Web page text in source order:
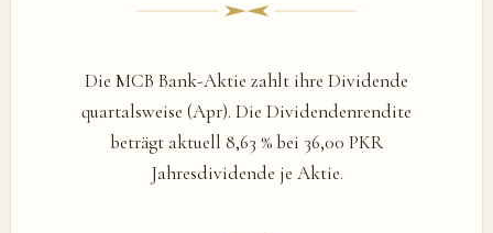
Die MCB Bank-Aktie zahlt ihre Dividende
quartalsweise (Apr). Die Dividendenrendite
beträgt aktuell 8,63 % bei 36,00 PKR
Jahresdividende je Aktie.